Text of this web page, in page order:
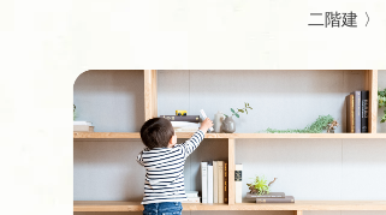
二階建 〉